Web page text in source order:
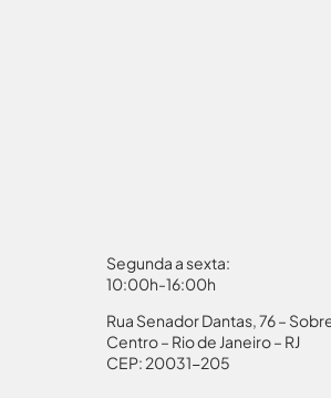
Segunda a sexta:
10:00h-16:00h
Rua Senador Dantas, 76 –
Centro – Rio de Janeiro – RJ
CEP: 20031-205
Autorização Menores